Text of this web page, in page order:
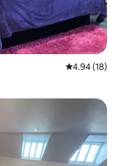
평점 4.94점(5
4.94 (18)